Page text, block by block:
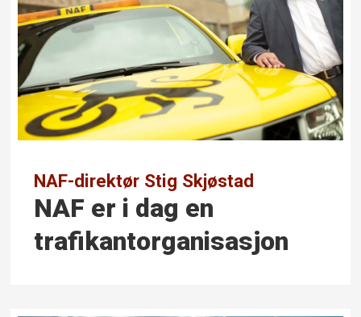
NAF-direktør Stig Skjøstad
NAF er i dag en
trafikantorganisasjon